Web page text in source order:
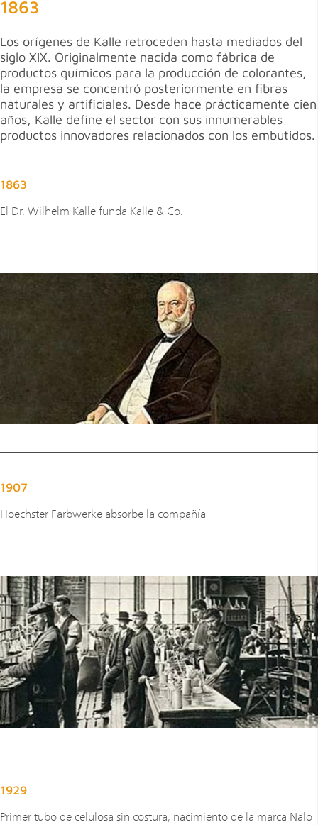
1863
Los orígenes de Kalle retroceden hasta mediados del
siglo XIX. Originalmente nacida como fábrica de
productos químicos para la producción de colorantes,
la empresa se concentró posteriormente en fibras
naturales y artificiales. Desde hace prácticamente cien
años, Kalle define el sector con sus innumerables
productos innovadores relacionados con los embutidos.
1863
El Dr. Wilhelm Kalle funda Kalle & Co.
1907
Hoechster Farbwerke absorbe la compañía
1929
Primer tubo de celulosa sin costura, nacimiento de la marca Nalo